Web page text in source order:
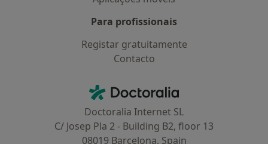
Para profissionais
Registar gratuitamente
Contacto
Doctoralia - Homepage
Doctoralia Internet SL
C/ Josep Pla 2 - Building B2, floor 13
08019 Barcelona, Spain